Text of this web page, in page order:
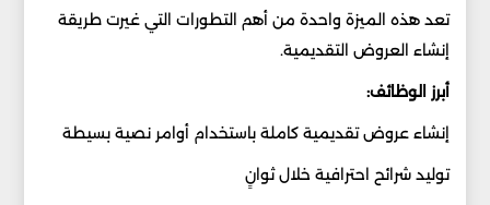
تعد هذه الميزة واحدة من أهم التطورات التي غيرت طريقة
إنشاء العروض التقديمية.
أبرز الوظائف:
إنشاء عروض تقديمية كاملة باستخدام أوامر نصية بسيطة
توليد شرائح احترافية خلال ثوانٍ